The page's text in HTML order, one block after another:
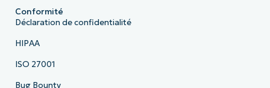
Conformité
Déclaration de confidentialité
HIPAA
ISO 27001
Bug Bounty